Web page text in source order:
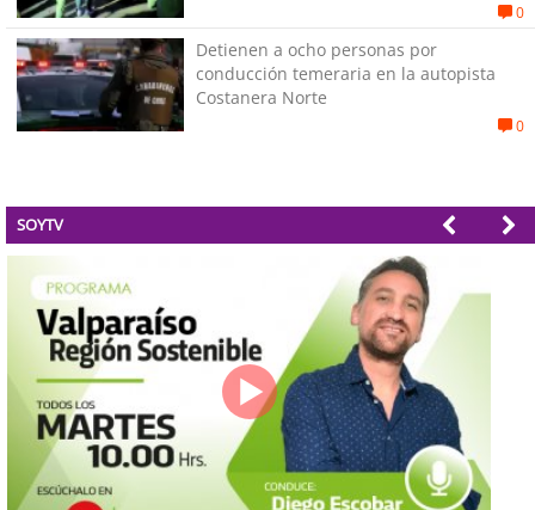
0
Detienen a ocho personas por
conducción temeraria en la autopista
Costanera Norte
0
SOYTV